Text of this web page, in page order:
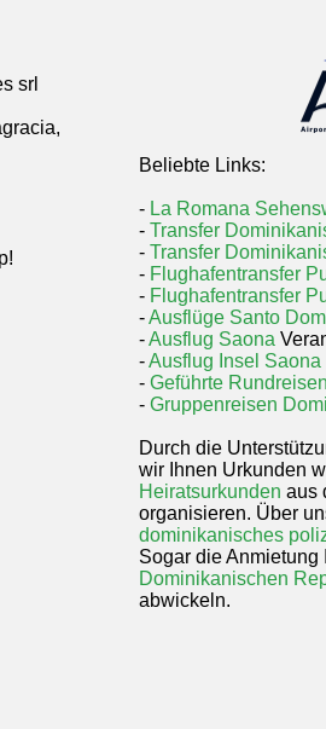
srl
Beliebte Links:
- La Romana
- Transfer
- Transfer
- Flughafentransfer
- Flughafentransfer
-Ausflüge Santo
-Ausflug Saona
-Ausflug Insel Saona
- Geführte
- Gruppenreisen
Durch die
wir Ihnen Urkunden
Heiratsurkunden aus
organisieren. Über
dominikanisches
Sogar die Anmietung
Dominikanischen
abwickeln.